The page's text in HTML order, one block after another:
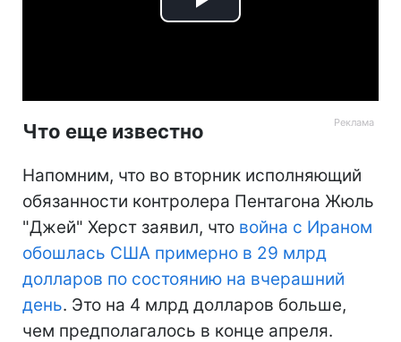
Play
Что еще известно
Напомним, что во вторник исполняющий
обязанности контролера Пентагона Жюль
"Джей" Херст заявил, что война с Ираном
обошлась США примерно в 29 млрд
долларов по состоянию на вчерашний
день. Это на 4 млрд долларов больше,
чем предполагалось в конце апреля.